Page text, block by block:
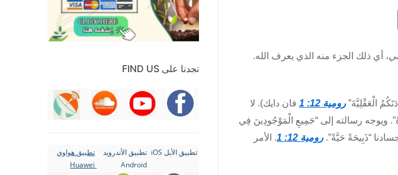
، أي ذلك الجزء منه الذي يعرف الله.
الْعَقْلِيَّةَ”رومية 12: 1
فان دايك). لا
ويوجه رسالته إلى “جَمِيعِ الْمَوْجُودِينَ فِي
“ذَبِيحَةً حَيَّةً”.رومية 12: 1
. الأمر
تجدنا على FIND US
تطبيق الأبل iOS
تطبيق الأندرويد
Android
تطبيق هواوي